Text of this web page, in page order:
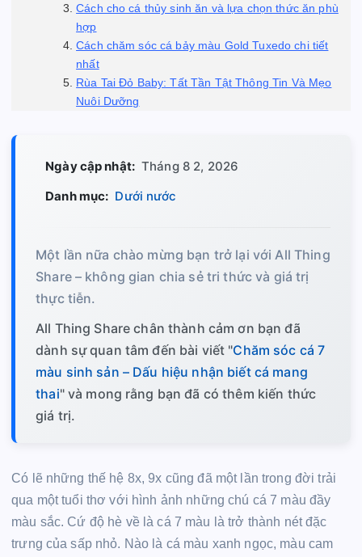
Cách cho cá thủy sinh ăn và lựa chọn thức ăn phù
hợp
Cách chăm sóc cá bảy màu Gold Tuxedo chi tiết
nhất
Rùa Tai Đỏ Baby: Tất Tần Tật Thông Tin Và Mẹo
Nuôi Dưỡng
Ngày cập nhật: Tháng 8 2, 2026
Danh mục: Dưới nước
Một lần nữa chào mừng bạn trở lại với All Thing
Share – không gian chia sẻ tri thức và giá trị
thực tiễn.
All Thing Share chân thành cảm ơn bạn đã
dành sự quan tâm đến bài viết "Chăm sóc cá 7
màu sinh sản – Dấu hiệu nhận biết cá mang
thai" và mong rằng bạn đã có thêm kiến thức
giá trị.
Có lẽ những thế hệ 8x, 9x cũng đã một lần trong đời trải
qua một tuổi thơ với hình ảnh những chú cá 7 màu đầy
màu sắc. Cứ độ hè về là cá 7 màu là trở thành nét đặc
trưng của sấp nhỏ. Nào là cá màu xanh ngọc, màu cam